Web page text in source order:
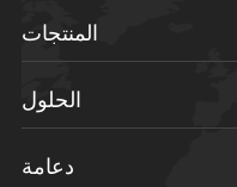
المنتجات
الحلول
دعامة